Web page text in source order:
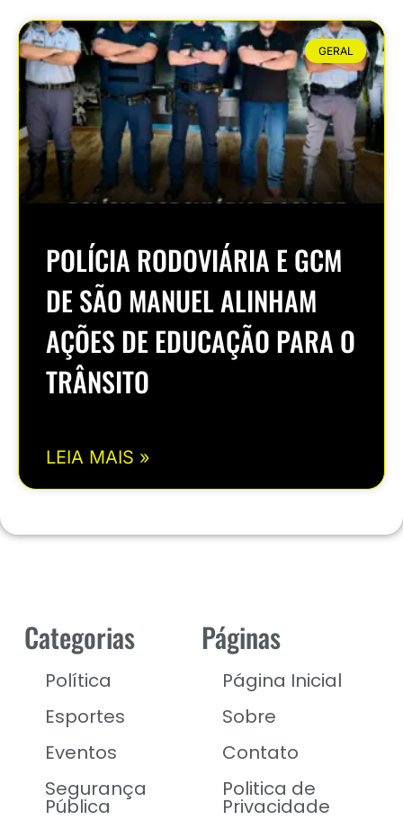
GERAL
POLÍCIA RODOVIÁRIA E GCM
DE SÃO MANUEL ALINHAM
AÇÕES DE EDUCAÇÃO PARA O
TRÂNSITO
LEIA MAIS »
Categorias
Política
Esportes
Eventos
Segurança
Pública
Páginas
Página Inicial
Sobre
Contato
Politica de
Privacidade